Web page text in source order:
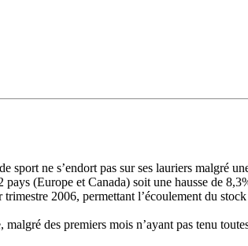
sport ne s’endort pas sur ses lauriers malgré
(Europe et Canada) soit une hausse de
2006, permettant l’écoulement du
malgré des premiers mois n’ayant pas tenu